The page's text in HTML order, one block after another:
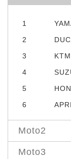
1
2
3
KTM
4
5
6
Moto2
Moto3